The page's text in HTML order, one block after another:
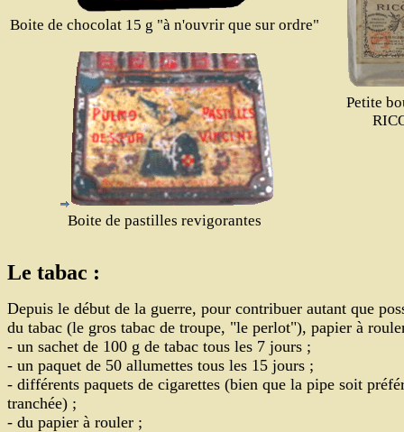
Boite de chocolat 15 g "à n'ouvrir que sur ordre"
Petite
Boite de pastilles revigorantes
Le tabac :
Depuis le début de la guerre, pour contribuer autant que
du tabac (le gros tabac de troupe, "le perlot"), papier à
- un sachet de 100 g de tabac tous les 7 jours ;
- un paquet de 50 allumettes tous les 15 jours ;
- différents paquets de cigarettes (bien que la pipe soit
tranchée) ;
- du papier à rouler ;